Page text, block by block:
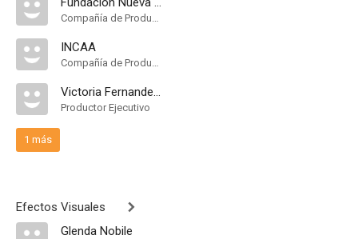
Compañía de Produccion
INCAA
Compañía de Produccion
Victoria Fernandez Rostello
Productor Ejecutivo
1 más
Efectos Visuales
Glenda Nobile